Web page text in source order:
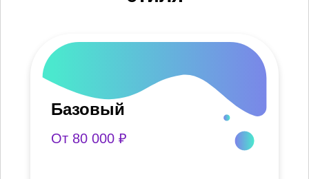
Базовый
От 80 000 ₽